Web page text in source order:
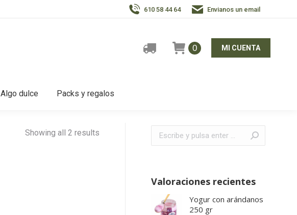
610 58 44 64 Envianos un email
0 MI CUENTA
Algo dulce Packs y regalos
Showing all 2 results Buscar:
Valoraciones recientes
Yogur con arándanos
250 gr